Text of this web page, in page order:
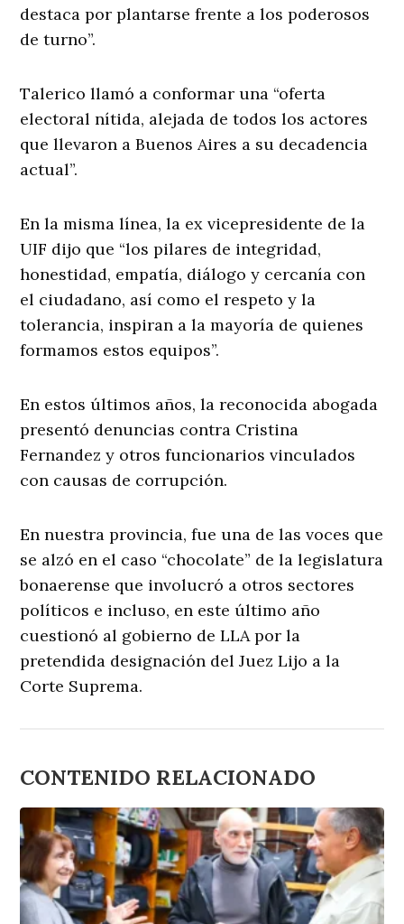
destaca por plantarse frente a los poderosos
de turno”.
Talerico llamó a conformar una “oferta
electoral nítida, alejada de todos los actores
que llevaron a Buenos Aires a su decadencia
actual”.
En la misma línea, la ex vicepresidente de la
UIF dijo que “los pilares de integridad,
honestidad, empatía, diálogo y cercanía con
el ciudadano, así como el respeto y la
tolerancia, inspiran a la mayoría de quienes
formamos estos equipos”.
En estos últimos años, la reconocida abogada
presentó denuncias contra Cristina
Fernandez y otros funcionarios vinculados
con causas de corrupción.
En nuestra provincia, fue una de las voces que
se alzó en el caso “chocolate” de la legislatura
bonaerense que involucró a otros sectores
políticos e incluso, en este último año
cuestionó al gobierno de LLA por la
pretendida designación del Juez Lijo a la
Corte Suprema.
CONTENIDO RELACIONADO